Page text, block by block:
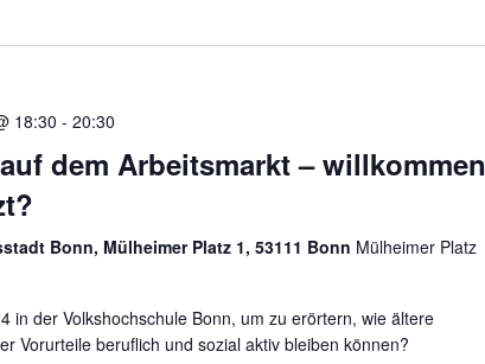
18:30 - 20:30
dem Arbeitsmarkt – willkommen
Bonn, Mülheimer Platz 1, 53111 Bonn Mülheimer Platz
in der Volkshochschule Bonn, um zu erörtern, wie ältere
Vorurteile beruflich und sozial aktiv bleiben können?